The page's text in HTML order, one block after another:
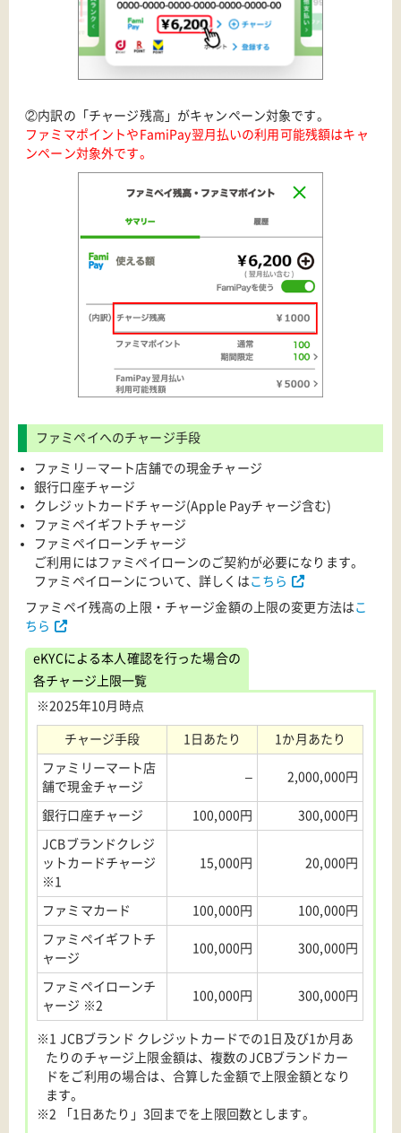
②内訳の「チャージ残高」がキャンペーン対象です。
ファミマポイントやFamiPay翌月払いの利用可能残額はキャ
ンペーン対象外です。
ファミペイへのチャージ手段
ファミリ－マート店舗での現金チャージ
銀行口座チャージ
クレジットカードチャージ(Apple Payチャージ含む)
ファミペイギフトチャージ
ファミペイローンチャージ
ご利用にはファミペイローンのご契約が必要になります。
ファミペイローンについて、詳しくは こちら
ファミペイ残高の上限・チャージ金額の上限の変更方法は こ
ちら
eKYCによる本人確認を行った場合の
各チャージ上限一覧
※2025年10月時点
チャージ手段 1日あたり 1か月あたり
ファミリーマート店
舗で現金チャージ
– 2,000,000円
銀行口座チャージ 100,000円 300,000円
JCBブランドクレジ
ットカードチャージ
※1
15,000円 20,000円
ファミマカード 100,000円 100,000円
ファミペイギフトチ
ャージ
100,000円 300,000円
ファミペイローンチ
ャージ ※2
100,000円 300,000円
※1 JCBブランド クレジットカードでの1日及び1か月あ
たりのチャージ上限金額は、複数のJCBブランドカー
ドをご利用の場合は、合算した金額で上限金額となり
ます。
※2 「1日あたり」3回までを上限回数とします。